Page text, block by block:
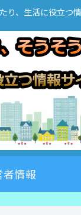
り、生活に役立つ
者情報